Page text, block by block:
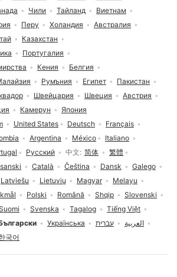
United States Deutsch
Français
Argentina México
Italiano
Русский 中文 简体
繁體
Català Čeština Dansk
Galego
Latviešu Lietuvių Magyar
Melayu
Polski Română Shqip
Slovenski
Svenska Tagalog
Tiếng Việt
Українська עברית
العربية
국어
Чили Тайланд
Виетнам
Перу Холандия
Австралия
Казахстан
Португалия
Кения
Белгия
Румъния Египет
Пакистан
Швейцария Швеция
Австрия
Камерун Япония